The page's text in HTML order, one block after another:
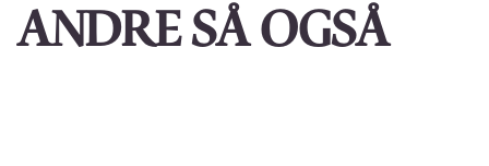
ANDRE SÅ OGSÅ